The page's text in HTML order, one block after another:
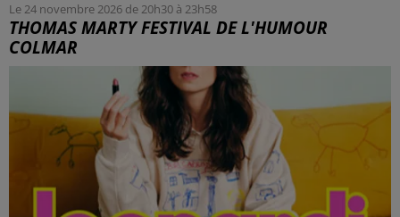
Le 24 novembre 2026 de 20h30 à 23h58
THOMAS MARTY FESTIVAL DE L'HUMOUR
COLMAR